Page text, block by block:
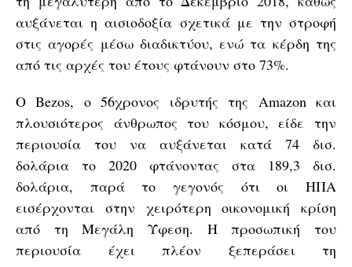
αυξάνεται η αισιοδοξία σχετικά με την στροφή
στις αγορές μέσω διαδικτύου, ενώ τα κέρδη της
από τις αρχές του έτους φτάνουν στο 73%.
Ο Bezos, ο 56χρονος ιδρυτής της Amazon και
πλουσιότερος άνθρωπος του κόσμου, είδε την
περιουσία του να αυξάνεται κατά 74 δισ.
δολάρια το 2020 φτάνοντας στα 189,3 δισ.
δολάρια, παρά το γεγονός ότι οι ΗΠΑ
εισέρχονται στην χειρότερη οικονομική κρίση
από τη Μεγάλη Ύφεση. Η προσωπική του
περιουσία έχει πλέον ξεπεράσει τη